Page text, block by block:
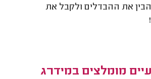
את ההבדלים ולקבל את
מומלצים במידרג